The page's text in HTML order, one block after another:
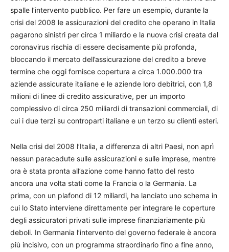
spalle l’intervento pubblico. Per fare un esempio, durante la
crisi del 2008 le assicurazioni del credito che operano in Italia
pagarono sinistri per circa 1 miliardo e la nuova crisi creata dal
coronavirus rischia di essere decisamente più profonda,
bloccando il mercato dell’assicurazione del credito a breve
termine che oggi fornisce copertura a circa 1.000.000 tra
aziende assicurate italiane e le aziende loro debitrici, con 1,8
milioni di linee di credito assicurative, per un importo
complessivo di circa 250 miliardi di transazioni commerciali, di
cui i due terzi su controparti italiane e un terzo su clienti esteri.
Nella crisi del 2008 l’Italia, a differenza di altri Paesi, non aprì
nessun paracadute sulle assicurazioni e sulle imprese, mentre
ora è stata pronta all’azione come hanno fatto del resto
ancora una volta stati come la Francia o la Germania. La
prima, con un plafond di 12 miliardi, ha lanciato uno schema in
cui lo Stato interviene direttamente per integrare le coperture
degli assicuratori privati sulle imprese finanziariamente più
deboli. In Germania l’intervento del governo federale è ancora
più incisivo, con un programma straordinario fino a fine anno,